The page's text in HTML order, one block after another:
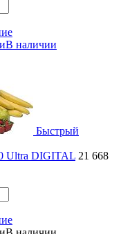
В наличии
Быстрый
Ultra DIGITAL 21 668